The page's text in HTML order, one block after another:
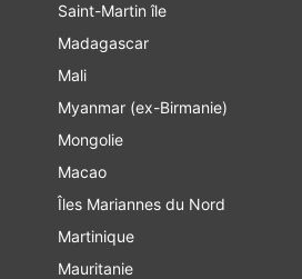
Saint-Martin île
Madagascar
Mali
Myanmar (ex-Birmanie)
Mongolie
Macao
Îles Mariannes du Nord
Martinique
Mauritanie